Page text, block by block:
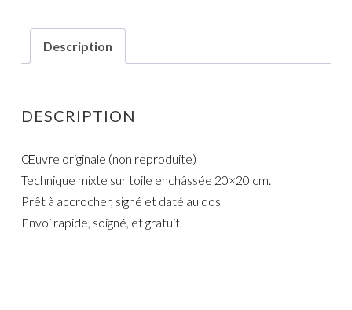
Description
DESCRIPTION
Œuvre originale (non reproduite)
Technique mixte sur toile enchâssée 20×20 cm.
Prêt à accrocher, signé et daté au dos
Envoi rapide, soigné, et gratuit.